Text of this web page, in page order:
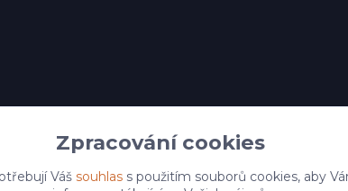
Zpracování cookies
Váš souhlass použitím souborů cookies, aby